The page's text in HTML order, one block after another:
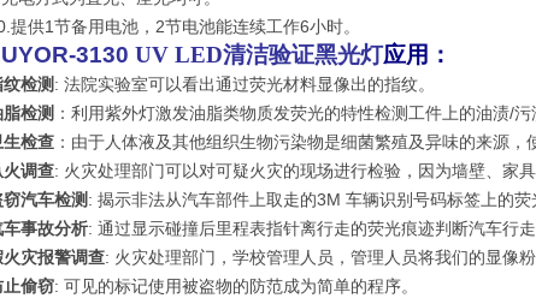
提供1节备用电池，2节电池能连续工作6小时。
3130 UV LED清洁验证黑光灯应用：
检测: 法院实验室可以看出通过荧光材料显像出的指纹。
检测 ：利用紫外灯激发油脂类物质发荧光的特性检测工件上的油渍/污
生检查 ：由于人体液及其他组织生物污染物是细菌繁殖及异味的来源，
火调查: 火灾处理部门可以对可疑火灾的现场进行检验，因为墙壁、家
窃汽车检测: 揭示非法从汽车部件上取走的3M 车辆识别号码标签上的荧
车事故分析: 通过显示碰撞后里程表指针离行走的荧光痕迹判断汽车行走
火灾报警调查: 火灾处理部门，学校管理人员，管理人员将我们的显像
止偷窃: 可见的标记使用被盗物的防范成为简单的程序。